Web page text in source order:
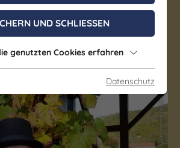
Bad Sulza
Event beendet
Bad Sulza
(c) Norbert Becker
UND SCHLIESSEN
genutzten Cookies erfahren
Datenschutz